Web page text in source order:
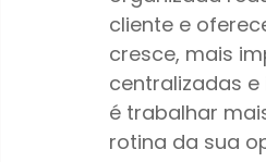
cliente e
cresce, mais
centralizadas
é trabalhar
rotina da sua